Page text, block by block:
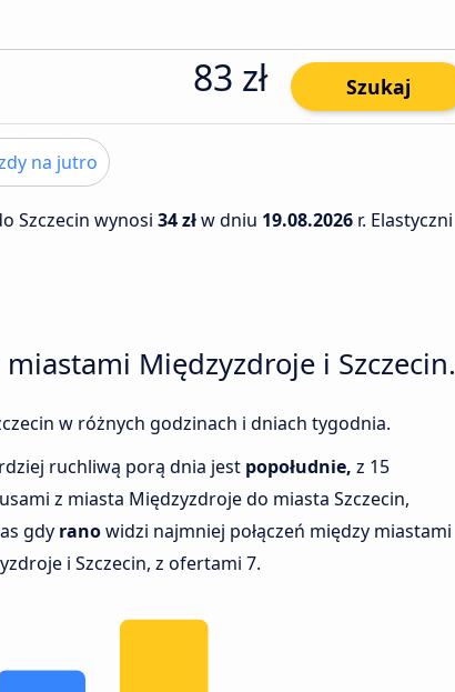
83 zł Szukaj
na jutro
Szczecin wynosi 34 złw dniu 19.08.2026 r. Elastyczni
Międzyzdroje i Szczecin.
w różnych godzinach i dniach tygodnia.
ruchliwą porą dnia jest popołudnie, z 15
z miasta Międzyzdroje do miasta Szczecin,
gdy ranowidzi najmniej połączeń między miastami
i Szczecin, z ofertami 7.